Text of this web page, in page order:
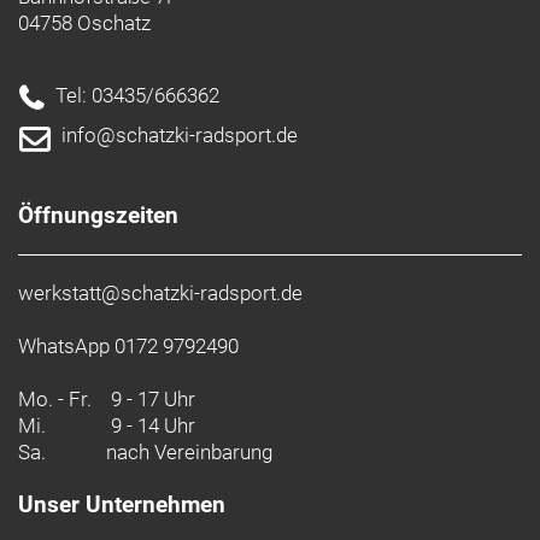
04758 Oschatz
Tel: 03435/666362
info@schatzki-radsport.de
Öffnungszeiten
werkstatt@schatzki-radsport.de
WhatsApp 0172 9792490
Mo. - Fr. 9 - 17 Uhr
Mi.
9 - 14 Uhr
Sa.
nach Vereinbarung
Unser Unternehmen